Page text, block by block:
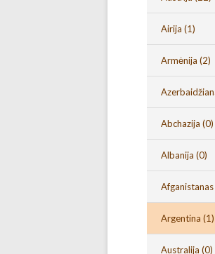
Airija (1)
Armėnija (2)
Abchazija (0)
Albanija (0)
Afganistanas
Argentina (1)
Australija (0)